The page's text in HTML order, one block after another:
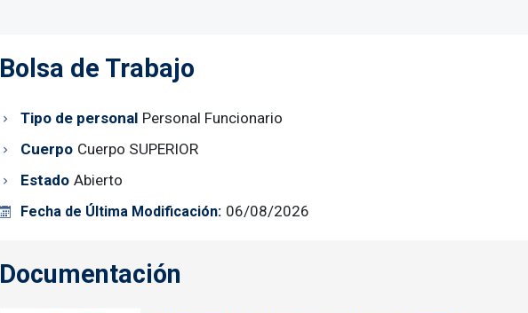
Bolsa de Trabajo
Tipo de personal Personal Funcionario
Cuerpo Cuerpo SUPERIOR
Estado Abierto
Fecha de Última Modificación: 06/08/2026
Documentación